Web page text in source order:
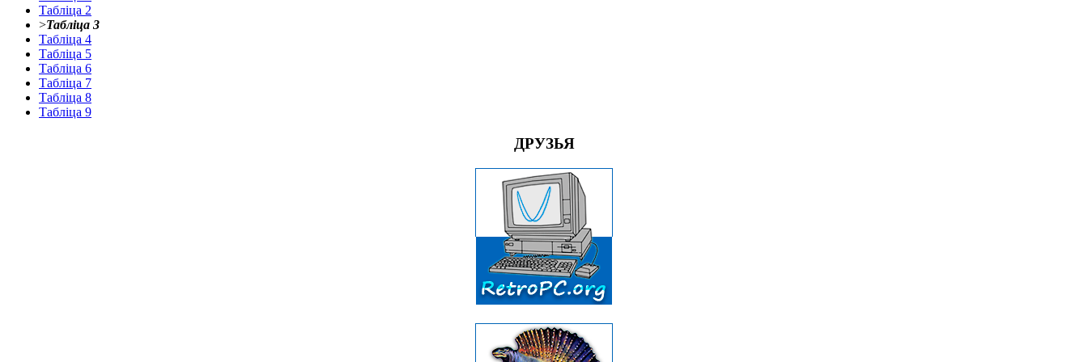
Таблiца 2
>Таблiца 3
Таблiца 4
Таблiца 5
Таблiца 6
Таблiца 7
Таблiца 8
Таблiца 9
ДРУЗЬЯ